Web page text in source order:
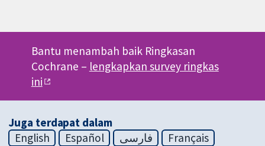
Bantu menambah baik Ringkasan
Cochrane – lengkapkan survey ringkas
ini
Juga terdapat dalam
English
Español فارسی
Français